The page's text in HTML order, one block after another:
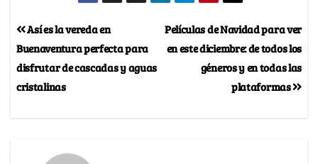
Películas de Navidad para ver
en este diciembre: de todos los
géneros y en todas las
plataformas
Así es la vereda en
Buenaventura perfecta para
disfrutar de cascadas y aguas
cristalinas